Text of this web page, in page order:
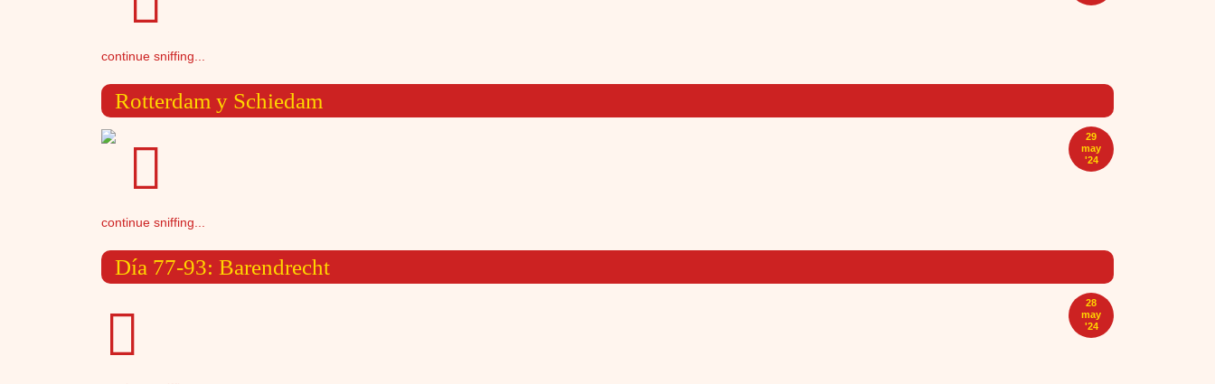
continue sniffing...
Rotterdam y Schiedam
29
may
'24
continue sniffing...
Día 77-93: Barendrecht
28
may
'24